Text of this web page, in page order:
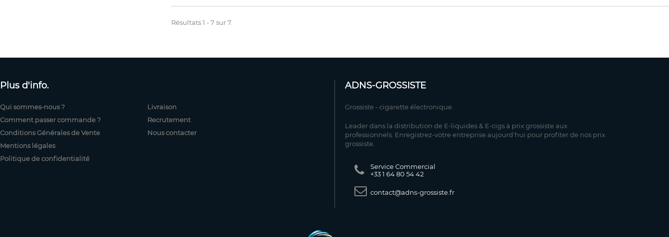
Résultats 1 - 7 sur 7.
Plus d'info.
Qui sommes-nous ?
Comment passer commande ?
Conditions Générales de Vente
Mentions légales
Politique de confidentialité
Livraison
Recrutement
Nous contacter
ADNS-GROSSISTE
Grossiste - cigarette électronique.
Leader dans la distribution de E-liquides & E-cigs à prix grossiste aux
professionnels. Enregistrez-votre entreprise aujourd'hui pour profiter de nos prix
grossiste.
Service Commercial
+33 1 64 80 54 42
contact@adns-grossiste.fr